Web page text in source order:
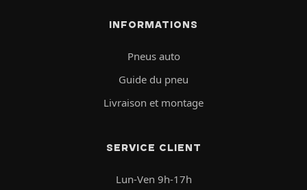
INFORMATIONS
Pneus auto
Guide du pneu
Livraison et montage
SERVICE CLIENT
Lun-Ven 9h-17h